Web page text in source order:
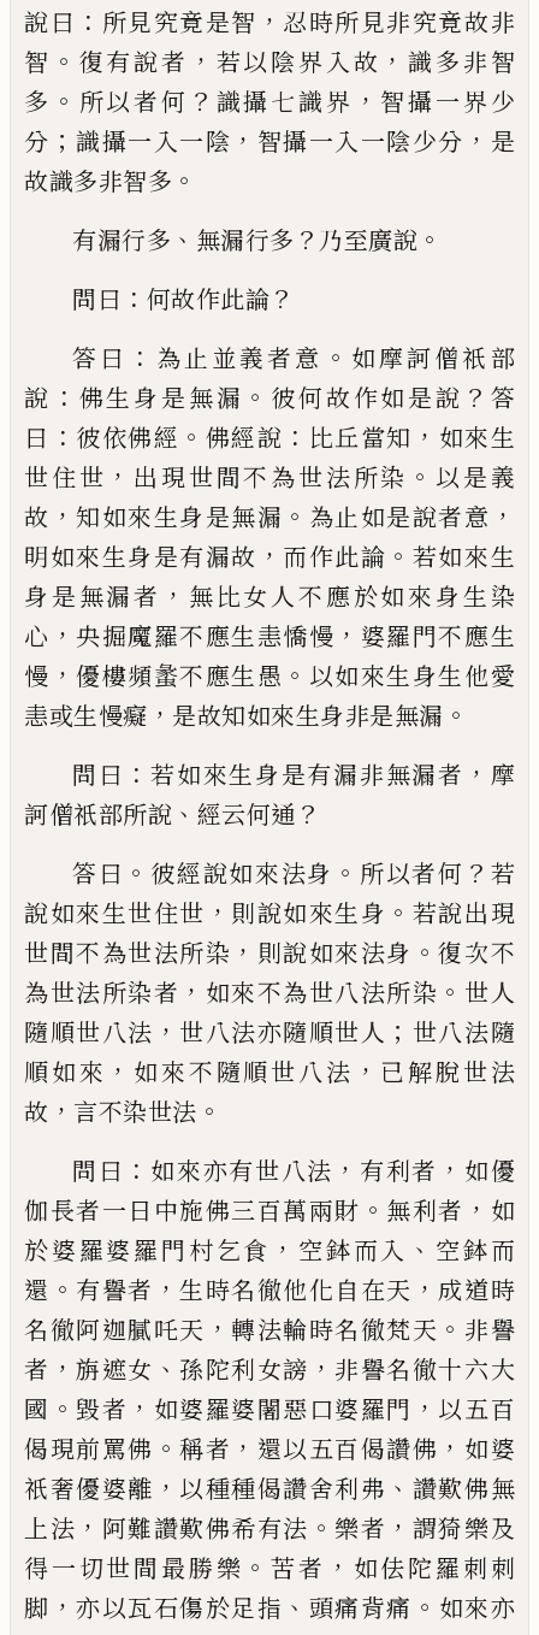
說曰 ： 所見究竟是智 ， 忍時所見非究竟故非
智 。 復有說者 ， 若以陰界入故 ，識多非智
多 。 所以者何 ？ 識攝七識界 ， 智攝一界少
分 ； 識攝一入一陰 ， 智攝一入一陰少分 ， 是
故識多非智多 。
有漏行多 、 無漏行多 ？ 乃至廣說 。
問曰 ： 何故作此論？
答曰 ： 為止並義者意 。 如摩訶僧祇部
說 ： 佛生身是無漏 。 彼何故作如是說 ？ 答
曰 ： 彼依佛經 。 佛經說 ： 比丘當知 ， 如來生
世住世 ， 出現世間不為世法所染 。 以是義
故 ，知如來生身是無漏 。 為止如是說者意 ，
明如來生身是有漏故 ， 而作此論 。 若如來生
身是無漏者 ， 無比女 人不應於如來身生染
心 ，央掘魔羅不應生恚憍慢 ， 婆羅門不應生
慢 ，優樓頻䗍不應生愚 。 以如來生身生他愛
恚或生慢癡 ， 是故知如來生身非是無漏 。
問曰 ：若如來生身是有漏非無漏者 ， 摩
訶僧祇部所說 、 經云何通 ？
答曰 。 彼經說如來法身 。 所以者何 ？ 若
說如來生世住世 ， 則說如來生身 。 若說出現
世間不為世法所染 ， 則說如來法身 。復次不
為世法所染者 ， 如來不為世八法所染 。 世人
隨順世八法 ， 世八法亦隨順世人 ； 世八法隨
順如來 ， 如來不隨順世八法 ， 已解脫世法
故 ， 言不染世法 。
問曰 ： 如來亦有世八法 ， 有利者 ， 如優
伽長者一日中施佛三百萬兩財 。 無利者 ， 如
於婆羅婆羅門村乞食 ， 空鉢而入 、 空鉢而
還 。 有譽者 ，生時名徹他化自在天 ， 成道時
名徹阿迦膩吒天 ，轉法輪時名徹梵天 。 非譽
者 ，旃遮女 、 孫陀利女謗 ， 非譽名徹十六大
國 。 毀者 ， 如婆羅婆闍惡口婆羅門 ， 以五百
偈現前罵佛 。稱者 ， 還以五百偈讚佛 ， 如婆
祇奢優婆離 ， 以種種偈讚舍利弗 、 讚歎佛無
上法 ， 阿難讚歎佛希有法 。 樂者 ， 謂猗樂及
得一切世間最勝樂 。苦者 ， 如佉陀羅刺刺
脚 ，亦以瓦石傷於足指 、 頭痛背痛 。 如來亦